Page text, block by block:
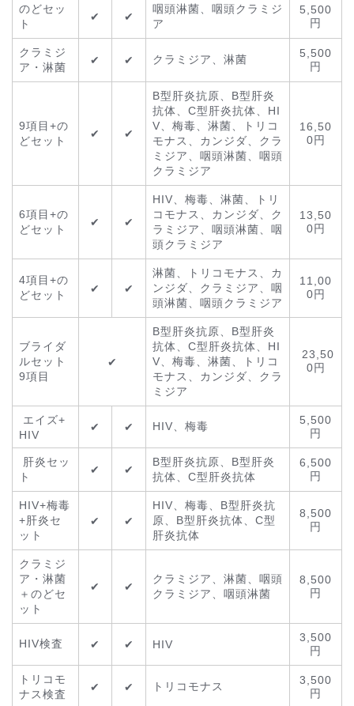
のどセッ
ト
✔ ✔
咽頭淋菌、咽頭クラミジ
ア
5,500
円
クラミジ
ア・淋菌
✔ ✔ クラミジア、淋菌
5,500
円
9項目+の
どセット
✔ ✔
B型肝炎抗原、B型肝炎
抗体、C型肝炎抗体、HI
V、梅毒、淋菌、トリコ
モナス、カンジダ、クラ
ミジア、咽頭淋菌、咽頭
クラミジア
16,50
0円
6項目+の
どセット
✔ ✔
HIV、梅毒、淋菌、トリ
コモナス、カンジダ、ク
ラミジア、咽頭淋菌、咽
頭クラミジア
13,50
0円
4項目+の
どセット
✔ ✔
淋菌、トリコモナス、カ
ンジダ、クラミジア、咽
頭淋菌、咽頭クラミジア
11,00
0円
ブライダ
ルセット
9項目
✔
B型肝炎抗原、B型肝炎
抗体、C型肝炎抗体、HI
V、梅毒、淋菌、トリコ
モナス、カンジダ、クラ
ミジア
23,50
0円
エイズ+
HIV
✔ ✔ HIV、梅毒
5,500
円
肝炎セッ
ト
✔ ✔
B型肝炎抗原、B型肝炎
抗体、C型肝炎抗体
6,500
円
HIV+梅毒
+肝炎セ
ット
✔ ✔
HIV、梅毒、B型肝炎抗
原、B型肝炎抗体、C型
肝炎抗体
8,500
円
クラミジ
ア・淋菌
＋のどセ
ット
✔ ✔
クラミジア、淋菌、咽頭
クラミジア、咽頭淋菌
8,500
円
HIV検査 ✔ ✔ HIV
3,500
円
トリコモ
ナス検査
✔ ✔ トリコモナス
3,500
円